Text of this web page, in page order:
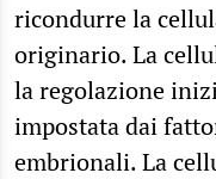
ricondurre la
originario. La
la regolazione
impostata dai
embrionali. La